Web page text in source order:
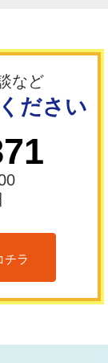
て継続して
ようお願
など
ださい
チラ